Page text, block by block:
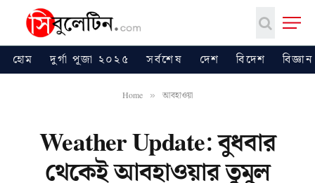
হোম দুর্গা পূজা ২০২৫ সর্বশেষ দেশ বিদেশ
Home » আবহাওয়া
Weather Update: বুধবার
থেকেই আবহাওয়ার তুমুল